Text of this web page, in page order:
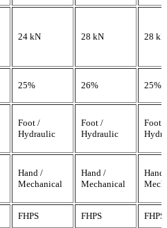
24 kN 28 kN
28 kN
25% 26% 25%
Foot /
Hydraulic
Foot /
Hydraulic
Foot /
Hand /
Mechanical
Hand /
Mechanical
Hand
FHPS FHPS FHPS